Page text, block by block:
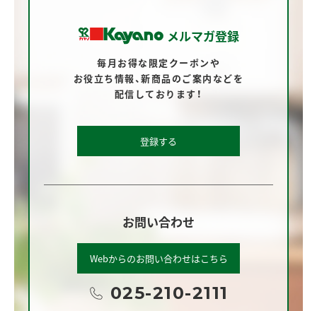
メルマガ登録
毎月お得な限定クーポンや
お役立ち情報、新商品のご案内などを
配信しております！
登録する
お問い合わせ
Webからのお問い合わせはこちら
025-210-2111